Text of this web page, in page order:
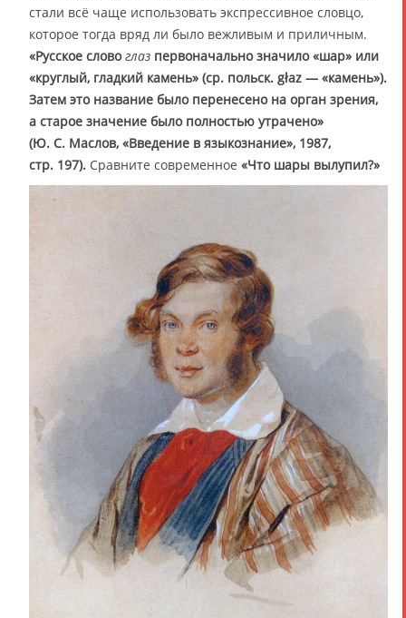
стали всё чаще использовать экспрессивное словцо,
которое тогда вряд ли было вежливым и приличным.
«Русское словоглаз первоначально значило «шар» или
«круглый, гладкий камень» (ср. польск. głaz — «камень»).
Затем это название было перенесено на орган зрения,
а старое значение было полностью утрачено»
(Ю. С. Маслов, «Введение в языкознание», 1987,
стр. 197). Сравните современное «Что шары вылупил?»